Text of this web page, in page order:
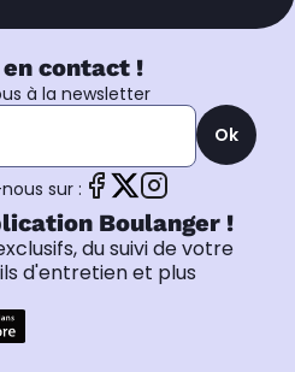
contact !
à la newsletter
Ok
sur :
Boulanger !
du suivi de votre
d'entretien et plus